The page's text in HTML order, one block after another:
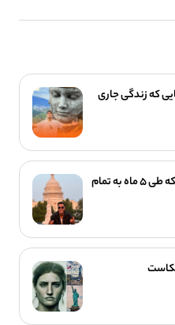
که زندگی جاری
بنیامین رضایی، اولین مسافر ایرانی که طی ۵ ماه به تمام